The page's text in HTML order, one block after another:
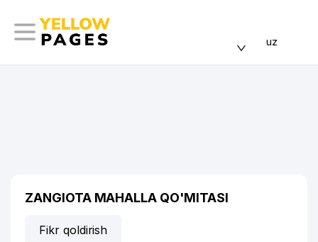
uz
ZANGIOTA MAHALLA QO'MITASI
Fikr qoldirish